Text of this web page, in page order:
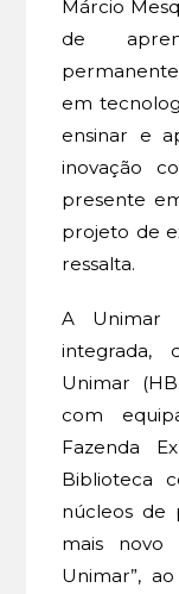
Márcio
de
em
ensinar e
inovação
presente
projeto de
ressalta.
A Unimar
integrada,
Unimar
com
Fazenda
Biblioteca
núcleos de
mais novo
Unimar”,